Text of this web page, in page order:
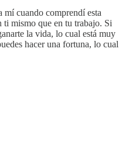
cuando comprendí esta
ti mismo que en tu trabajo. Si
la vida, lo cual está muy
hacer una fortuna, lo cual